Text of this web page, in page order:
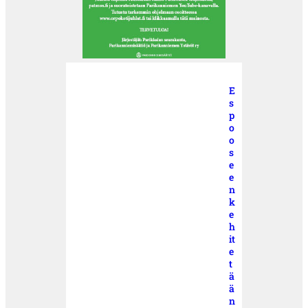
E
s
p
o
o
s
e
e
n
k
e
h
it
e
t
ä
ä
n